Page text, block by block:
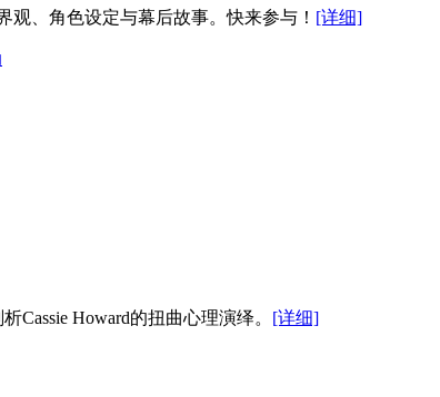
观、角色设定与幕后故事。快来参与！ [详细]
Howard的扭曲心理演绎。 [详细]